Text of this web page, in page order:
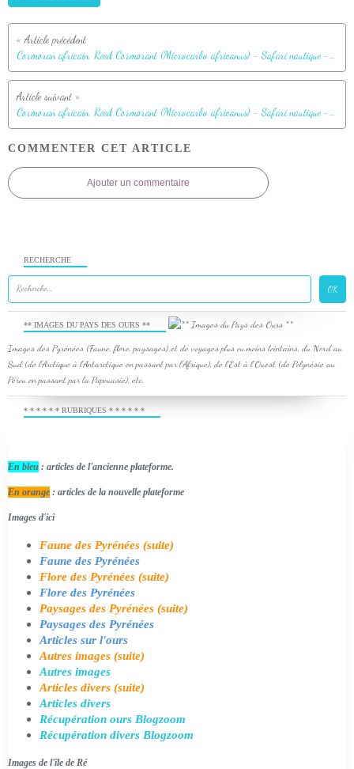
Cormoran africain, Reed Cormorant (Microcarbo africanus) - Safari nautique - Parc National de Chobe - Botswana
Cormoran africain, Reed Cormorant (Microcarbo africanus) - Safari nautique - Parc National de Chobe - Botswana
COMMENTER CET ARTICLE
Ajouter un commentaire
RECHERCHE
** IMAGES DU PAYS DES OURS **
Images des Pyrénées (Faune, flore, paysages) et de voyages plus ou moins lointains, du Nord au
Sud (de l'Arctique à l'Antarctique en passant par l'Afrique), de l'Est à l'Ouest (de Polynésie au
Pérou en passant par la Papouasie), etc.
* * * * * * RUBRIQUES * * * * * *
En bleu : articles de l'ancienne plateforme.
En orange : articles de la nouvelle plateforme
Images d'ici
Faune des Pyrénées (suite)
Faune des Pyrénées
Flore des Pyrénées (suite)
Flore des Pyrénées
Paysages des Pyrénées (suite)
Paysages des Pyrénées
Articles sur l'ours
Autres images (suite)
Autres images
Articles divers (suite)
Articles divers
Récupération ours Blogzoom
Récupération divers Blogzoom
Images de l'île de Ré